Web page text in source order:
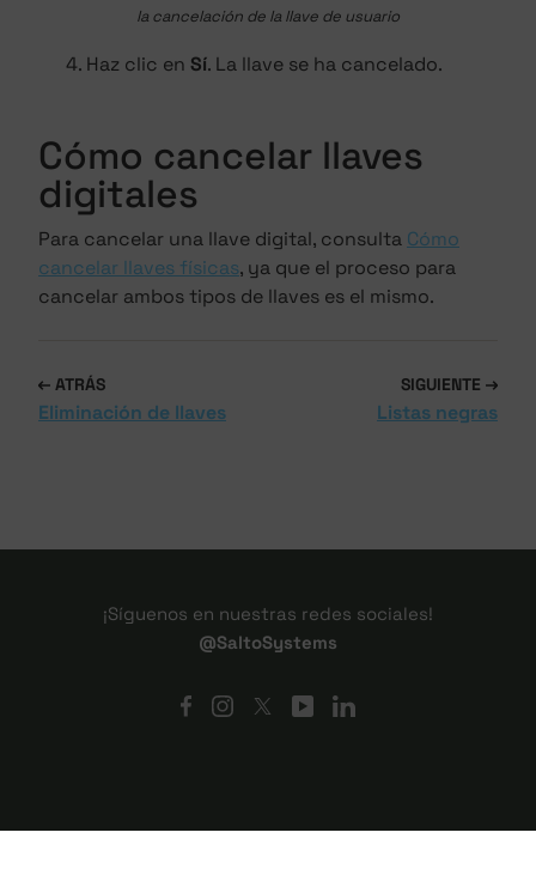
la cancelación de la llave de usuario
Haz clic en Sí. La llave se ha cancelado.
Cómo cancelar llaves
digitales
Para cancelar una llave digital, consulta Cómo
cancelar llaves físicas, ya que el proceso para
cancelar ambos tipos de llaves es el mismo.
ATRÁS
Eliminación de llaves
SIGUIENTE
Listas negras
¡Síguenos en nuestras redes sociales!
@SaltoSystems